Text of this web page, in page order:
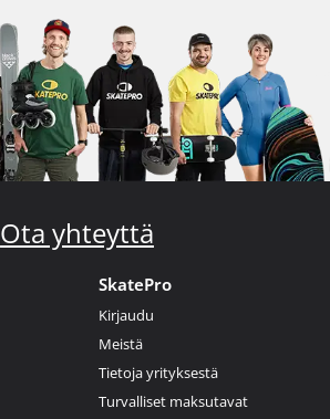
Ota yhteyttä
SkatePro
Kirjaudu
Meistä
Tietoja yrityksestä
Turvalliset maksutavat